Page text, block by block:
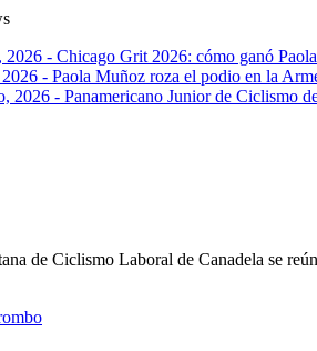
2026 - Chicago Grit 2026: cómo ganó
- Paola Muñoz roza el podio en la
2026 - Panamericano Junior de Ciclismo
de Ciclismo Laboral de Canadela se